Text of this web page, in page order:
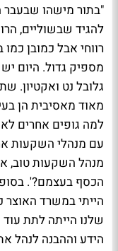
"בתור מישהו שבעבר
להגיד שבשוליים,
רווחי אבל כמובן
גלובל נט ואקטיון.
מאוד מאסיבית הן
למה גופים אחרים
עם מנהלי השקעות
מנהל השקעות טוב,
הכסף בעצמם?'.
הייתי במשרד
שלנו הייתה לתת
הידע וההבנה לנהל